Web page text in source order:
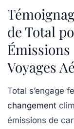
de Total
Émissions
Voyages
Total s’engage
changement
émissions de